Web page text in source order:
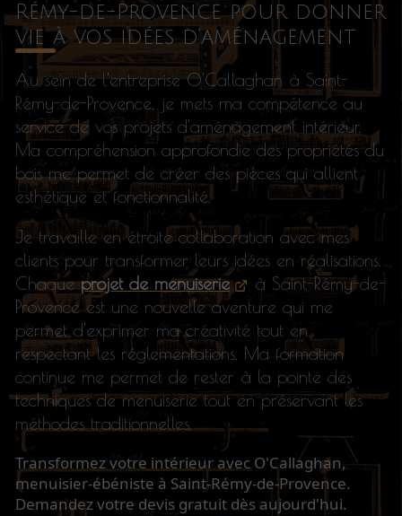
Rémy-de-Provence pour donner
vie à vos idées d’aménagement
Au sein de l'entreprise O'Callaghan à Saint-
Rémy-de-Provence, je mets ma compétence au
service de vos projets d'aménagement intérieur.
Ma compréhension approfondie des propriétés du
bois me permet de créer des pièces qui allient
esthétique et fonctionnalité.
Je travaille en étroite collaboration avec mes
clients pour transformer leurs idées en réalisations.
Chaqueprojet de menuiserie
à Saint-Rémy-de-
Provence est une nouvelle aventure qui me
permet d'exprimer ma créativité tout en
respectant les réglementations. Ma formation
continue me permet de rester à la pointe des
techniques de menuiserie tout en préservant les
méthodes traditionnelles.
Transformez votre intérieur avec O'Callaghan,
menuisier-ébéniste à Saint-Rémy-de-Provence.
Demandez votre devis gratuit dès aujourd'hui.